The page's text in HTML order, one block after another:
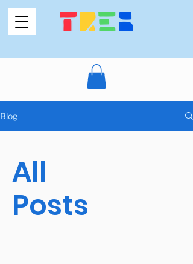
Blog
All
Posts